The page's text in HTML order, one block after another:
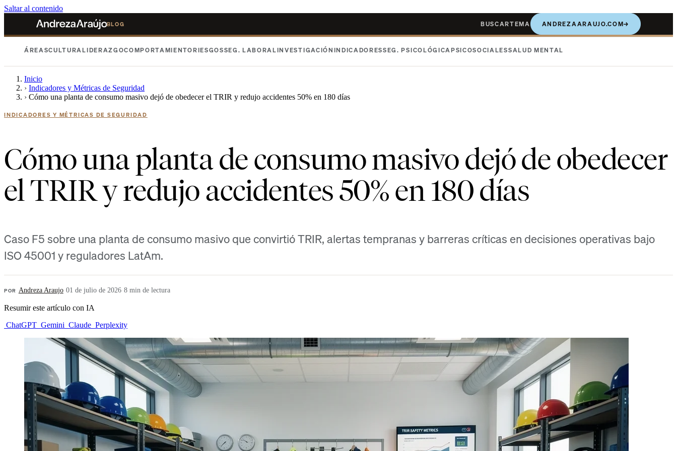
Saltar al contenido
BLOG BUSCARTEMA ANDREZAARAUJO.COM→
ÁREASCULTURALIDERAZGOCOMPORTAMIENTORIESGOSSEG. LABORALINVESTIGACIÓNINDICADORESSEG. PSICOLÓGICAPSICOSOCIALESSALUD MENTAL
Inicio
› Indicadores y Métricas de Seguridad
› Cómo una planta de consumo masivo dejó de obedecer el TRIR y redujo accidentes 50% en 180 días
INDICADORES Y MÉTRICAS DE SEGURIDAD
Cómo una planta de consumo masivo dejó de obedecer
el TRIR y redujo accidentes 50% en 180 días
Caso F5 sobre una planta de consumo masivo que convirtió TRIR, alertas tempranas y barreras críticas en decisiones operativas bajo
ISO 45001 y reguladores LatAm.
POR Andreza Araujo·01 de julio de 2026·8 min de lectura
Resumir este artículo con IA
ChatGPT Gemini Claude Perplexity